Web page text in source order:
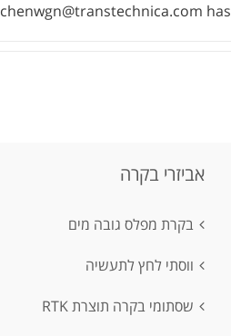
chenwgn@transtechnica.com
אביזרי בקרה
בקרת מפלס גובה מים
ווסתי לחץ לתעשיה
שסתומי בקרה תוצרת RTK